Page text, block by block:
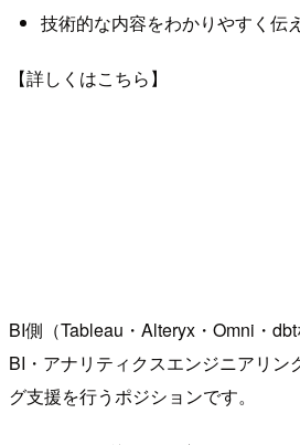
技術的な内容をわかりやすく伝
【詳しくはこちら】
BI側（Tableau・Alteryx・Omni・dbt
BI・アナリティクスエンジニアリン
グ支援を行うポジションです。